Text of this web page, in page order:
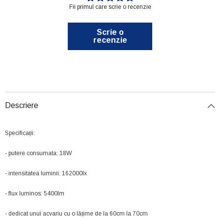
Fii primul care scrie o recenzie
Scrie o
recenzie
Descriere
Specificații:
- putere consumata: 18W
- intensitatea luminii: 162000lx
- flux luminos: 5400lm
- dedicat unui acvariu cu o lățime de la 60cm la 70cm